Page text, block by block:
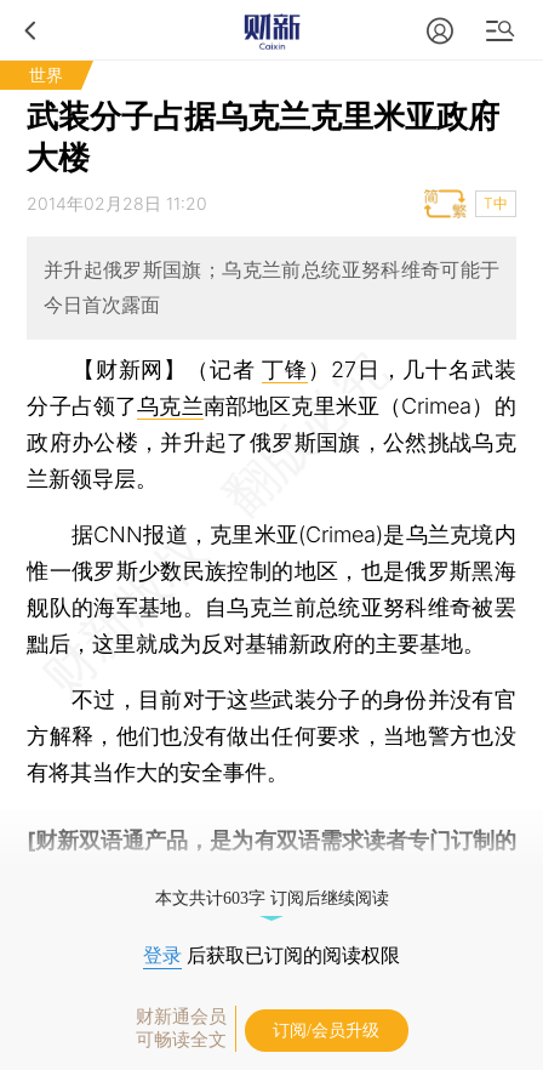
世界
武装分子占据乌克兰克里米亚政府
大楼
2014年02月28日 11:20 T中
并升起俄罗斯国旗；乌克兰前总统亚努科维奇可能于
今日首次露面
【财新网】（记者丁锋 ） 27日，几十名武装
分子占领了乌克兰南部地区克里米亚（Crimea）的
政府办公楼，并升起了俄罗斯国旗，公然挑战乌克
兰新领导层。
据CNN报道，克里米亚(Crimea)是乌兰克境内
惟一俄罗斯少数民族控制的地区，也是俄罗斯黑海
舰队的海军基地。自乌克兰前总统亚努科维奇被罢
黜后，这里就成为反对基辅新政府的主要基地。
不过，目前对于这些武装分子的身份并没有官
方解释，他们也没有做出任何要求，当地警方也没
有将其当作大的安全事件。
[财新双语通产品，是为有双语需求读者专门订制的
本文共计603字 订阅后继续阅读
登录 后获取已订阅的阅读权限
财新通会员
可畅读全文
订阅/会员升级